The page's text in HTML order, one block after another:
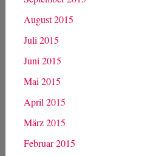
August 2015
Juli 2015
Juni 2015
Mai 2015
April 2015
März 2015
Februar 2015